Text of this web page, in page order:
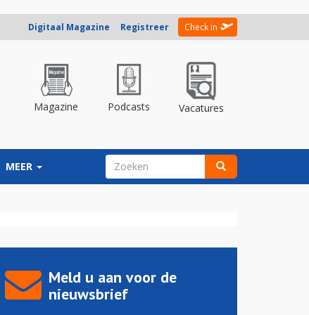
Digitaal Magazine Registreer Check in
Magazine Podcasts Vacatures
MEER ZOEKVELD
Meld u aan voor de
nieuwsbrief